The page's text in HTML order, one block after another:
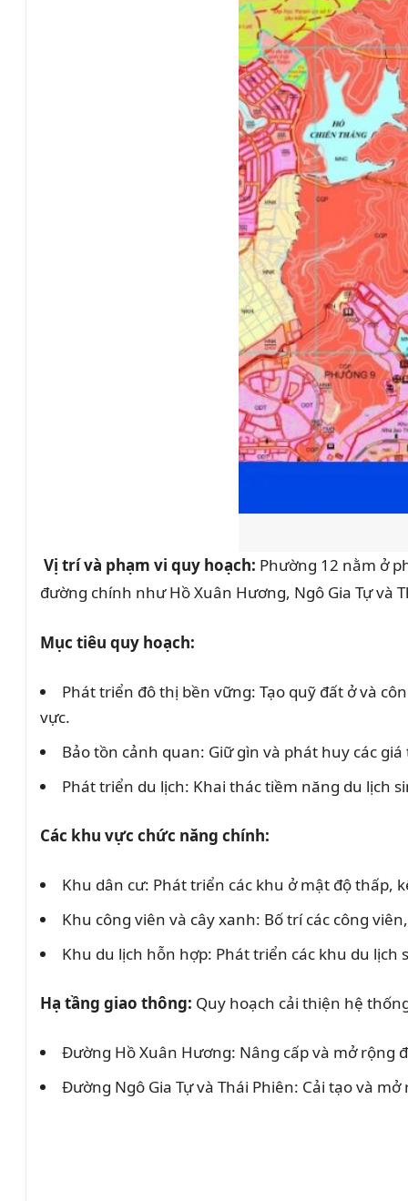
Vị trí và phạm vi quy hoạch: Phường 12 nằm ở
đường chính như Hồ Xuân Hương, Ngô Gia Tự và
Mục tiêu quy hoạch:
Phát triển đô thị bền vững: Tạo quỹ đất ở và
vực.
Bảo tồn cảnh quan: Giữ gìn và phát huy các
Phát triển du lịch: Khai thác tiềm năng du lịch
Các khu vực chức năng chính:
Khu dân cư: Phát triển các khu ở mật độ thấp,
Khu công viên và cây xanh: Bố trí các công
Khu du lịch hỗn hợp: Phát triển các khu du
Hạ tầng giao thông: Quy hoạch cải thiện hệ
Đường Hồ Xuân Hương: Nâng cấp và mở rộng
Đường Ngô Gia Tự và Thái Phiên: Cải tạo và